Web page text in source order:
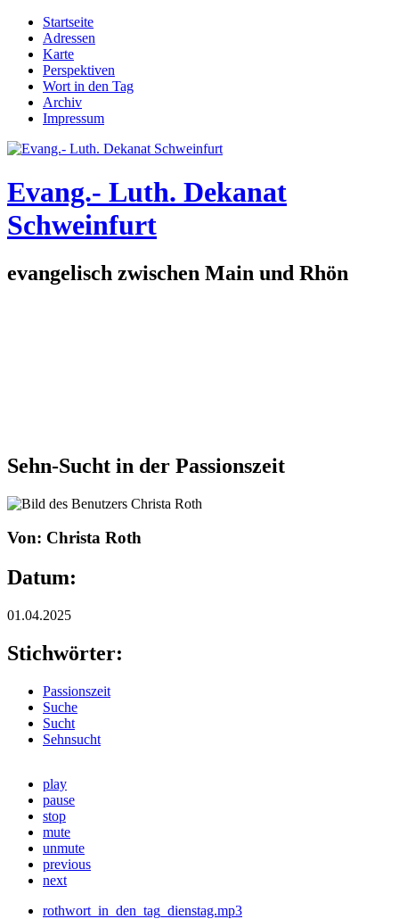
Direkt zum Inhalt
Hauptmenü
Startseite
Adressen
Karte
Perspektiven
Wort in den Tag
Archiv
Impressum
Evang.- Luth. Dekanat
Schweinfurt
evangelisch zwischen Main und Rhön
Sehn-Sucht in der Passionszeit
Von: Christa Roth
Datum:
01.04.2025
Stichwörter:
Passionszeit
Suche
Sucht
Sehnsucht
play
pause
stop
mute
unmute
previous
next
rothwort_in_den_tag_dienstag.mp3